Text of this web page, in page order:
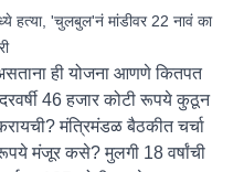
हत्या, 'चुलबुल'नं मांडीवर 22 नावं का
ही योजना आणणे कितपत
46 हजार कोटी रूपये कुठून
मंत्रिमंडळ बैठकीत चर्चा
मंजूर कसे? मुलगी 18 वर्षांची